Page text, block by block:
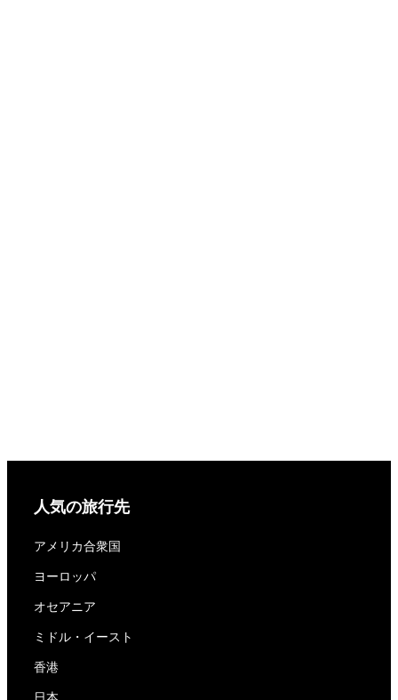
人気の旅行先
アメリカ合衆国
ヨーロッパ
オセアニア
ミドル・イースト
香港